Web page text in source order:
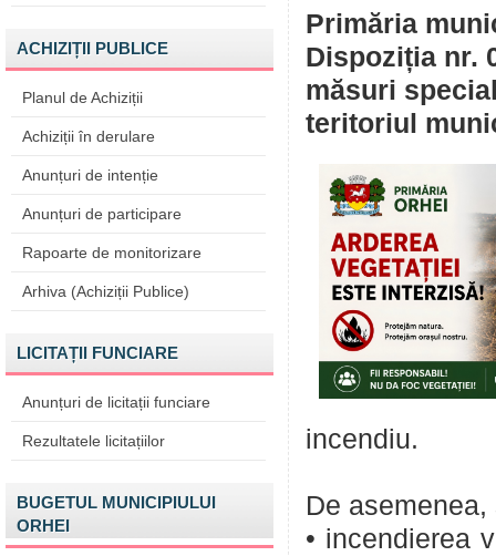
ACHIZIȚII PUBLICE
Planul de Achiziții
Achiziții în derulare
Anunțuri de intenție
Anunțuri de participare
Rapoarte de monitorizare
Arhiva (Achiziții Publice)
LICITAȚII FUNCIARE
Anunțuri de licitații funciare
Rezultatele licitațiilor
BUGETUL MUNICIPIULUI
ORHEI
Primăria
Dispoziția nr.
măsuri
teritoriul
incendiu.
De
• incendierea